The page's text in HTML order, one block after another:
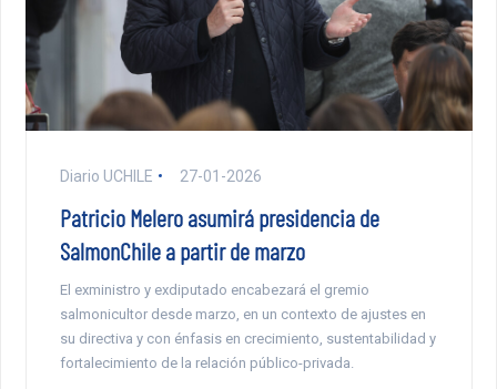
Diario UCHILE 27-01-2026
Patricio Melero asumirá presidencia de
SalmonChile a partir de marzo
El exministro y exdiputado encabezará el gremio
salmonicultor desde marzo, en un contexto de ajustes en
su directiva y con énfasis en crecimiento, sustentabilidad y
fortalecimiento de la relación público-privada.